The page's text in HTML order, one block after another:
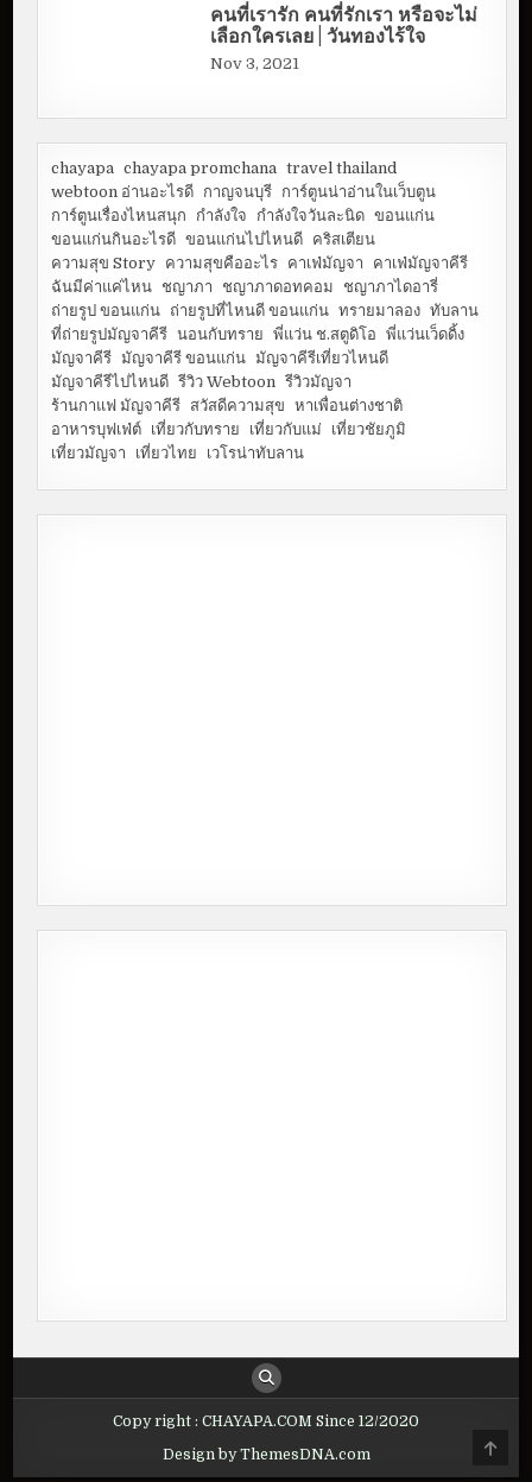
คนที่เรารัก คนที่รักเรา หรือจะไม่
เลือกใครเลย | วันทองไร้ใจ
Nov 3, 2021
chayapa chayapa promchana
travel thailand
webtoon อ่านอะไรดี กาญจนบุรี การ์ตูนน่าอ่านในเว็บตูน
การ์ตูนเรื่องไหนสนุก
กำลังใจ กำลังใจวันละนิด ขอนแก่น
ขอนแก่นกินอะไรดี ขอนแก่นไปไหนดี คริสเตียน
ความสุข Story ความสุขคืออะไร คาเฟ่มัญจา
คาเฟ่มัญจาคีรี
ฉันมีค่าแค่ไหน ชญาภา ชญาภาดอทคอม
ชญาภาไดอารี่
ถ่ายรูป ขอนแก่น ถ่ายรูปที่ไหนดี ขอนแก่น ทรายมาลอง ทับลาน
ที่ถ่ายรูปมัญจาคีรี นอนกับทราย พี่แว่น ช.สตูดิโอ
พี่แว่นเว็ดดิ้ง
มัญจาคีรี มัญจาคีรี ขอนแก่น มัญจาคีรีเที่ยวไหนดี
มัญจาคีรีไปไหนดี รีวิว Webtoon
รีวิวมัญจา
ร้านกาแฟ มัญจาคีรี สวัสดีความสุข
หาเพื่อนต่างชาติ
อาหารบุฟเฟ่ต์ เที่ยวกับทราย เที่ยวกับแม่
เที่ยวชัยภูมิ
เที่ยวมัญจา
เที่ยวไทย เวโรน่าทับลาน
Copy right : CHAYAPA.COM Since 12/2020
Design by ThemesDNA.com